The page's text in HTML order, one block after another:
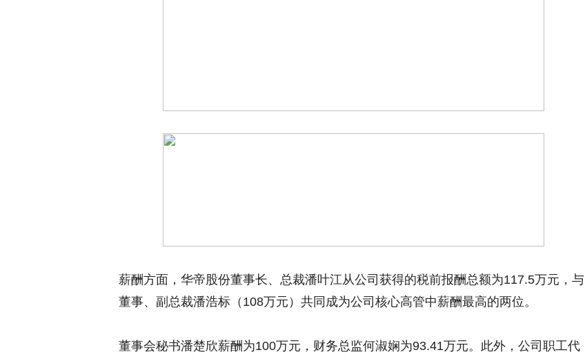
薪酬方面，华帝股份董事长、总裁潘叶江从公司获得的税前报酬总额为117.5万元，与
董事、副总裁潘浩标（108万元）共同成为公司核心高管中薪酬最高的两位。
董事会秘书潘楚欣薪酬为100万元，财务总监何淑娴为93.41万元。此外，公司职工代